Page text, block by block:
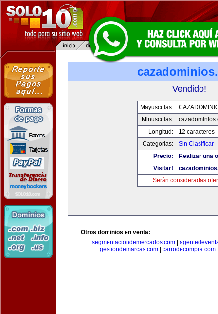
Vendido!
Mayusculas:
Minusculas:
Longitud:
12 caracteres
Categorias:
Sin Clasificar
Precio:
Realizar una
Visitar!
Serán consideradas
Otros dominios en venta:
segmentaciondemercados.com
gestiondemarcas.com
carrodecompra.com